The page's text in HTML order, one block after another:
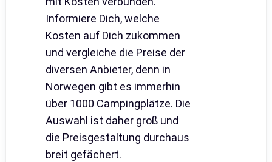
Informiere Dich, welche
Kosten auf Dich zukommen
und vergleiche die Preise der
diversen Anbieter, denn in
Norwegen gibt es immerhin
über 1000 Campingplätze. Die
Auswahl ist daher groß und
die Preisgestaltung durchaus
breit gefächert.